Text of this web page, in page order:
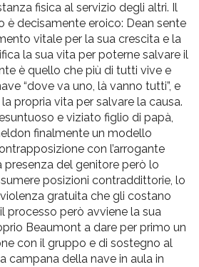
fisica al servizio degli altri. Il
è decisamente eroico: Dean sente
vitale per la sua crescita e la
la sua vita per poterne salvare il
è quello che più di tutti vive e
“dove va uno, là vanno tutti”, e
propria vita per salvare la causa.
e viziato figlio di papà,
finalmente un modello
con l’arrogante
presenza del genitore però lo
posizioni contraddittorie, lo
gratuita che gli costano
processo però avviene la sua
Beaumont a dare per primo un
con il gruppo e di sostegno al
campana della nave in aula in